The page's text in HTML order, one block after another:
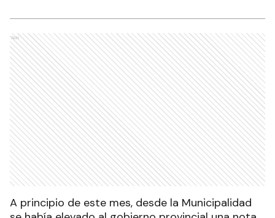
Ads
A principio de este mes, desde la Municipalidad